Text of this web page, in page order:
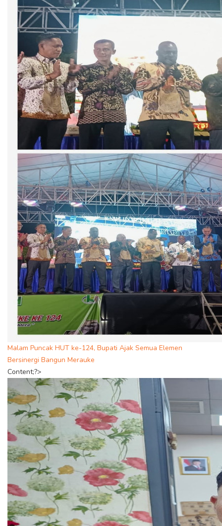
Malam Puncak HUT ke-124, Bupati Ajak Semua Elemen
Bersinergi Bangun Merauke
Content;?>